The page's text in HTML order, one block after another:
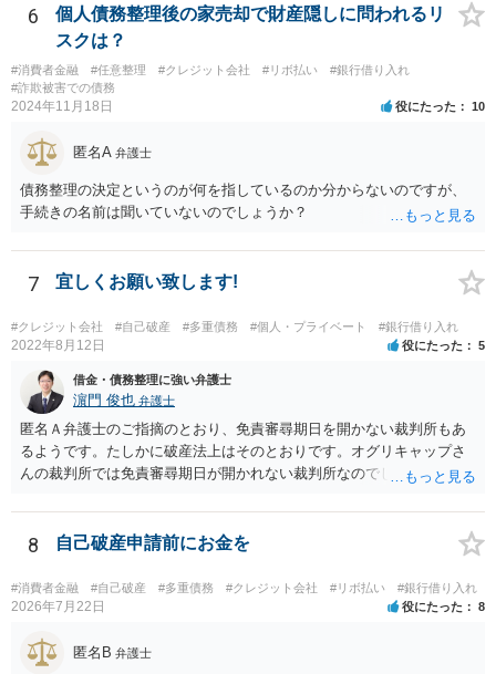
者様のご判断になると思いますので、私からのアドバイスは一旦これ
で終わりとさせていただきます。
6
個人債務整理後の家売却で財産隠しに問われるリ
スクは？
#消費者金融 #任意整理 #クレジット会社 #リボ払い
#銀行借り入れ
#詐欺被害での債務
2024年11月18日 役にたった 10
匿名A 弁護士
債務整理の決定というのが何を指しているのか分からないのですが、
手続きの名前は聞いていないのでしょうか？
7 宜しくお願い致します!
#クレジット会社 #自己破産 #多重債務 #個人・プライベート #銀行借り入れ
2022年8月12日 役にたった 5
借金・債務整理に強い弁護士
濵門 俊也 弁護士
匿名Ａ弁護士のご指摘のとおり、免責審尋期日を開かない裁判所もあ
るようです。たしかに破産法上はそのとおりです。オグリキャップさ
んの裁判所では免責審尋期日が開かれない裁判所なのでしょう。東京
8 自己破産申請前にお金を
#消費者金融 #自己破産 #多重債務 #クレジット会社 #リボ払い #銀行借り入れ
2026年7月22日 役にたった 8
匿名B 弁護士